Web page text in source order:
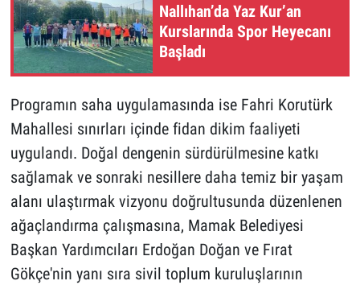
Nallıhan’da Yaz Kur’an
Kurslarında Spor Heyecanı
Başladı
Programın saha uygulamasında ise Fahri Korutürk
Mahallesi sınırları içinde fidan dikim faaliyeti
uygulandı. Doğal dengenin sürdürülmesine katkı
sağlamak ve sonraki nesillere daha temiz bir yaşam
alanı ulaştırmak vizyonu doğrultusunda düzenlenen
ağaçlandırma çalışmasına, Mamak Belediyesi
Başkan Yardımcıları Erdoğan Doğan ve Fırat
Gökçe'nin yanı sıra sivil toplum kuruluşlarının